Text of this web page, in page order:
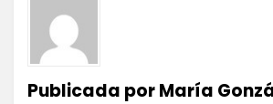
Publicada porMaría